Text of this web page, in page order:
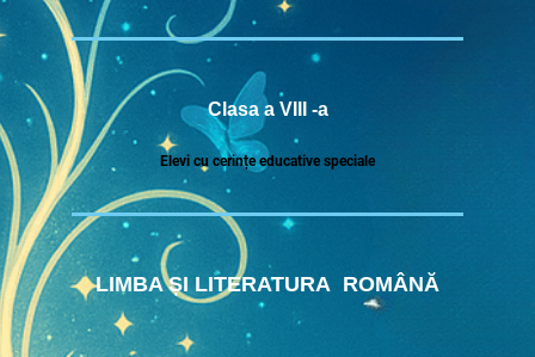
Clasa a VIII -a
Elevi cu cerințe educative speciale
LIMBA ȘI LITERATURA ROMÂNĂ